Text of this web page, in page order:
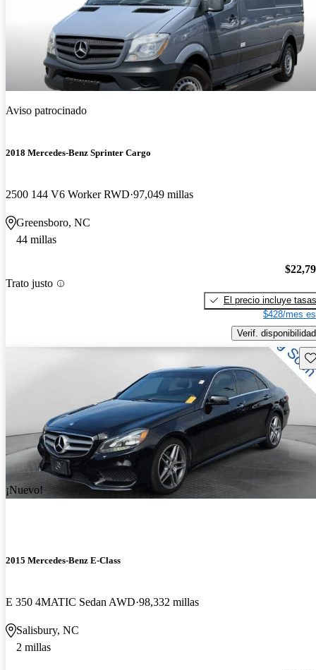
Aviso patrocinado
2018 Mercedes-Benz Sprinter Cargo
2500 144 V6 Worker RWD 97,049 millas
Greensboro, NC
44 millas
Trato justo
El precio incluye tasas
$428/mes
Verif. disponibilidad
¡Nuevo!
2015 Mercedes-Benz E-Class
E 350 4MATIC Sedan AWD 98,332 millas
Salisbury, NC
2 millas